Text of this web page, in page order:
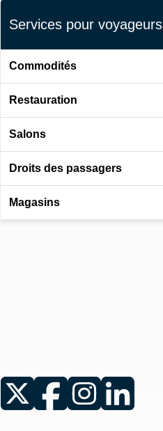
Services pour voyageurs
Commodités
Restauration
Salons
Droits des passagers
Magasins
Twitter FacebookInstagramLinkedIn